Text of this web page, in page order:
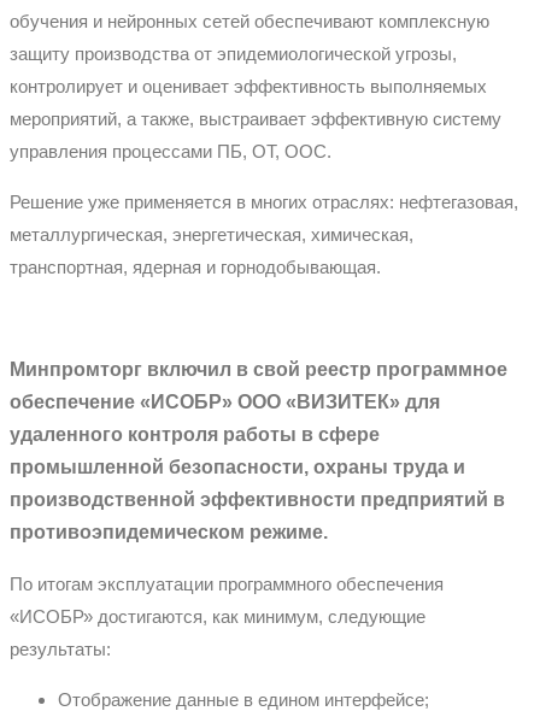
обучения и нейронных сетей обеспечивают комплексную
защиту производства от эпидемиологической угрозы,
контролирует и оценивает эффективность выполняемых
мероприятий, а также, выстраивает эффективную систему
управления процессами ПБ, ОТ, ООС.
Решение уже применяется в многих отраслях: нефтегазовая,
металлургическая, энергетическая, химическая,
транспортная, ядерная и горнодобывающая.
Минпромторг включил в свой реестр программное
обеспечение «ИСОБР» ООО «ВИЗИТЕК» для
удаленного контроля работы в сфере
промышленной безопасности, охраны труда и
производственной эффективности предприятий в
противоэпидемическом режиме.
По итогам эксплуатации программного обеспечения
«ИСОБР» достигаются, как минимум, следующие
результаты:
Отображение данные в едином интерфейсе;